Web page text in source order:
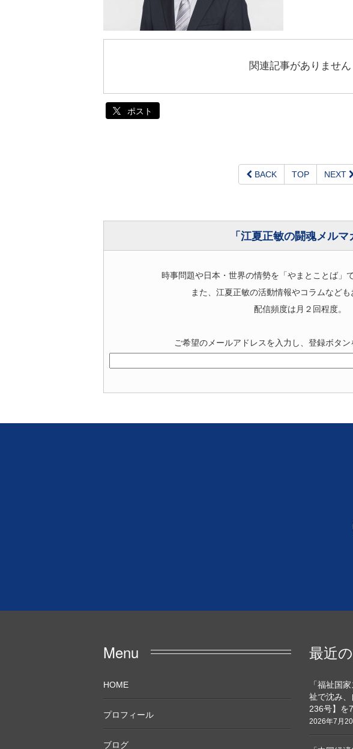
関連記事がありません
ポスト
BACK TOP NEXT
「江夏正敏の闘魂メルマ
時事問題や日本・世界の情勢を「やまとことば」
また、江夏正敏の活動情報やコラムなども
配信頻度は月２回程度。
ご希望のメールアドレスを入力し、登録ボタン
Menu
HOME
プロフィール
ブログ
最近
「福祉国
祉で沈み
236号】を
2026年7月